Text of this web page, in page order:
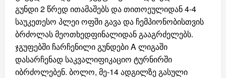
გუნდი 2 წრედ ითამაშებს და თითოეულიდან 4-4
საუკეთესო პლეი ოფში გავა და ჩემპიონობისთვის
ბრძოლას მეოთხედფინალიდან გააგრძელებს.
ჯგუფებში ჩარჩენილი გუნდები A ლიგაში
დასარჩენად საკვალიფიკაციო ტურნირში
იბრძოლებენ. ბოლო, მე-14 ადგილზე გასული